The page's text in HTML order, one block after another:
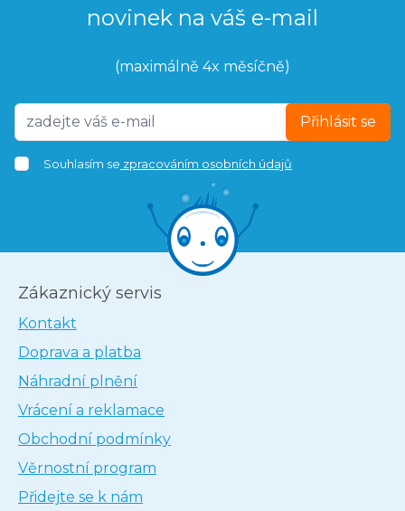
novinek na váš e-mail
(maximálně 4x měsíčně)
Přihlásit se
Souhlasím se zpracováním osobních údajů
Zákaznický servis
Kontakt
Doprava a platba
Náhradní plnění
Vrácení a reklamace
Obchodní podmínky
Věrnostní program
Přidejte se k nám